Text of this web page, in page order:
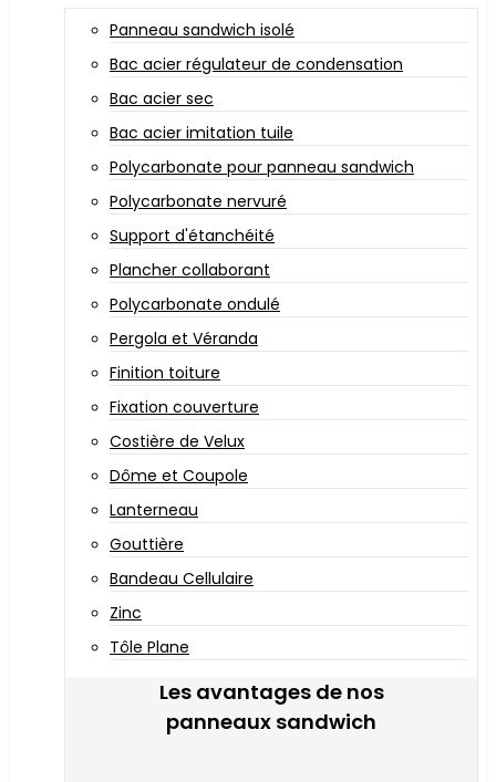
Panneau sandwich isolé
Bac acier régulateur de condensation
Bac acier sec
Bac acier imitation tuile
Polycarbonate pour panneau sandwich
Polycarbonate nervuré
Support d'étanchéité
Plancher collaborant
Polycarbonate ondulé
Pergola et Véranda
Finition toiture
Fixation couverture
Costière de Velux
Dôme et Coupole
Lanterneau
Gouttière
Bandeau Cellulaire
Zinc
Tôle Plane
Les avantages de nos
panneaux sandwich